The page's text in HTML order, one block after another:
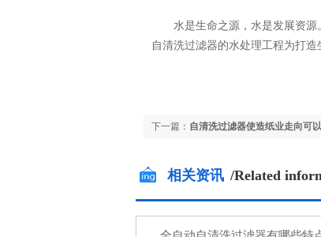
水是生命之源，水是发展资源
自清洗过滤器的水处理工程为打造
下一篇： 自清洗过滤器使造纸业走向可
相关资讯 /Related